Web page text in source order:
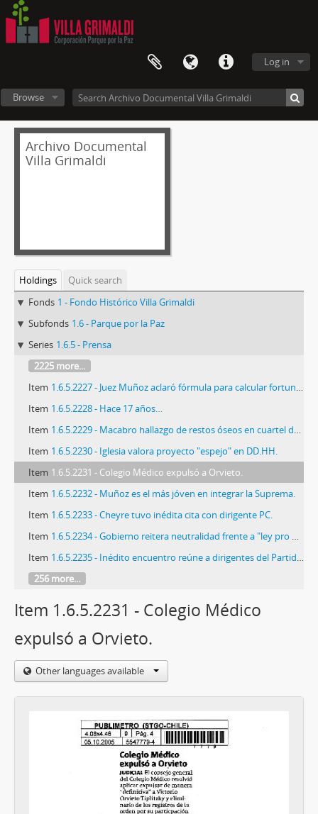
Log in
Browse
Archivo Documental
Villa Grimaldi
Holdings
Quick search
Fonds 1 - Fondo Histórico Villa Grimaldi
Subfonds 1.6 - Parque por la Paz
Series 1.6.5 - Prensa
2225 more...
Item 1.6.5.2227 - Juez Muñoz aclaró fórmula para calcular fortuna de Pinochet.
Item 1.6.5.2228 - Hace 17 años…
Item 1.6.5.2229 - Macabro hallazgo de restos óseos en cuartel de Curicó.
Item 1.6.5.2230 - Iglesia valora proyecto "espejo" en DD.HH.
Item 1.6.5.2231 - Colegio Médico expulsó a Orvieto.
Item 1.6.5.2232 - Muñoz es el más jóven en integrar la Suprema.
Item 1.6.5.2233 - Cheyre tuvo inédita cita con dirigente PC.
Item 1.6.5.2234 - Gobierno reitera neutralidad frente a "ley pro Dina".
Item 1.6.5.2235 - Inédito encuentro reúne a dirigentes del Partido Comunista con comandante en jefe del Ejército.
256 more...
Item 1.6.5.2231 - Colegio Médico
expulsó a Orvieto.
Other languages available